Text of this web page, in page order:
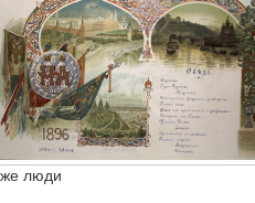
люди